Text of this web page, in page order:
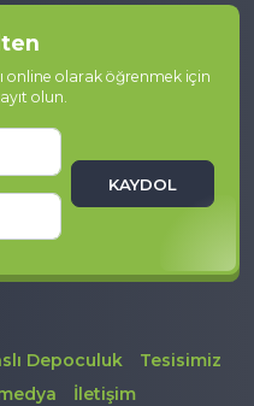
online olarak öğrenmek için
olun.
KAYDOL
Depoculuk
Tesisimiz
İletişim